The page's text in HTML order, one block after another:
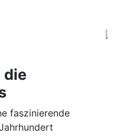
die
faszinierende